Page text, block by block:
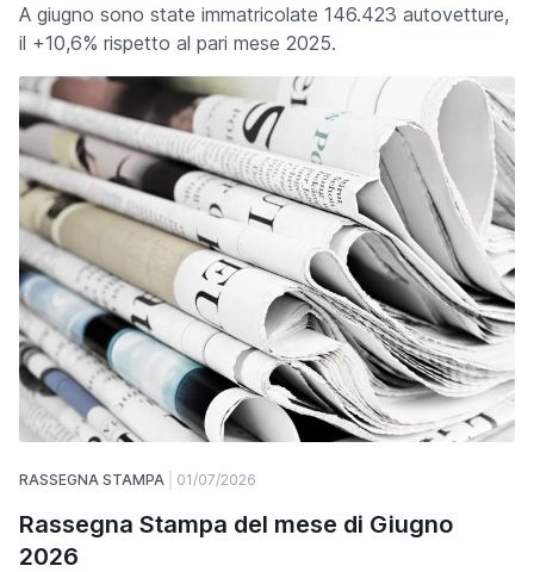
A giugno sono state immatricolate 146.423 autovetture,
il +10,6% rispetto al pari mese 2025.
RASSEGNA STAMPA 01/07/2026
Rassegna Stampa del mese di Giugno
2026